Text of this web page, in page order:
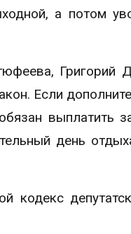
а потом
Григорий
Если
выплатить
день
кодекс